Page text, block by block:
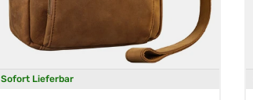
Sofort Lieferbar